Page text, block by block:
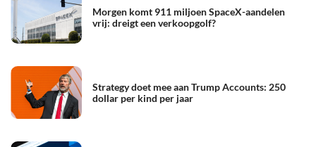
Morgen komt 911 miljoen SpaceX-aandelen
vrij: dreigt een verkoopgolf?
Strategy doet mee aan Trump Accounts: 250
dollar per kind per jaar